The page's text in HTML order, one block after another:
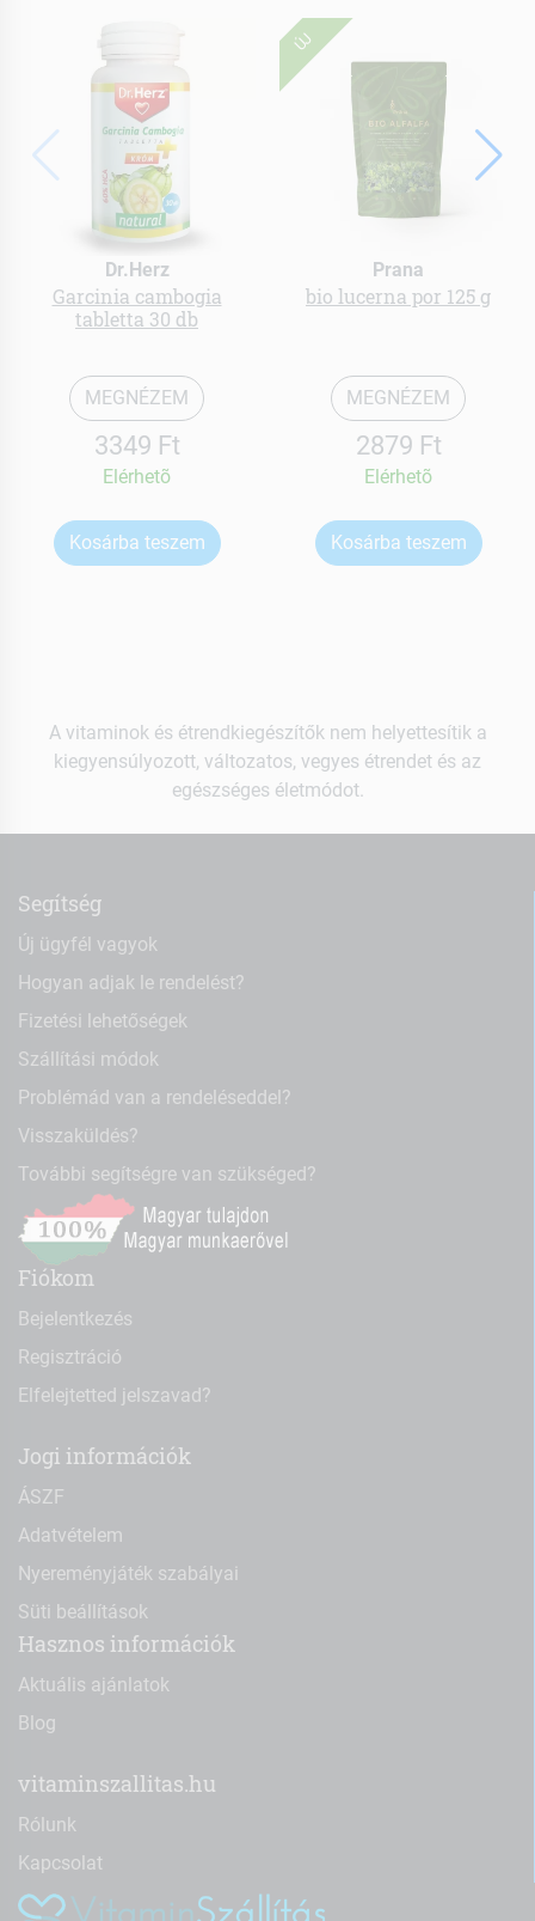
Dr.Herz
Garcinia cambogia
tabletta 30 db
MEGNÉZEM
3349 Ft
Elérhetõ
Kosárba teszem
ÚJ
Prana
bio lucerna por 125 g
MEGNÉZEM
2879 Ft
Elérhetõ
Kosárba teszem
A vitaminok és étrendkiegészítők nem helyettesítik a
kiegyensúlyozott, változatos, vegyes étrendet és az
egészséges életmódot.
Segítség
Új ügyfél vagyok
Hogyan adjak le rendelést?
Fizetési lehetőségek
Szállítási módok
Problémád van a rendeléseddel?
Visszaküldés?
További segítségre van szükséged?
Fiókom
Bejelentkezés
Regisztráció
Elfelejtetted jelszavad?
Jogi információk
ÁSZF
Adatvételem
Nyereményjáték szabályai
Süti beállítások
Hasznos információk
Aktuális ajánlatok
Blog
vitaminszallitas.hu
Rólunk
Kapcsolat